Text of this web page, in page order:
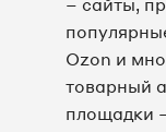
– сайты,
Ozon и
товарный
площадки